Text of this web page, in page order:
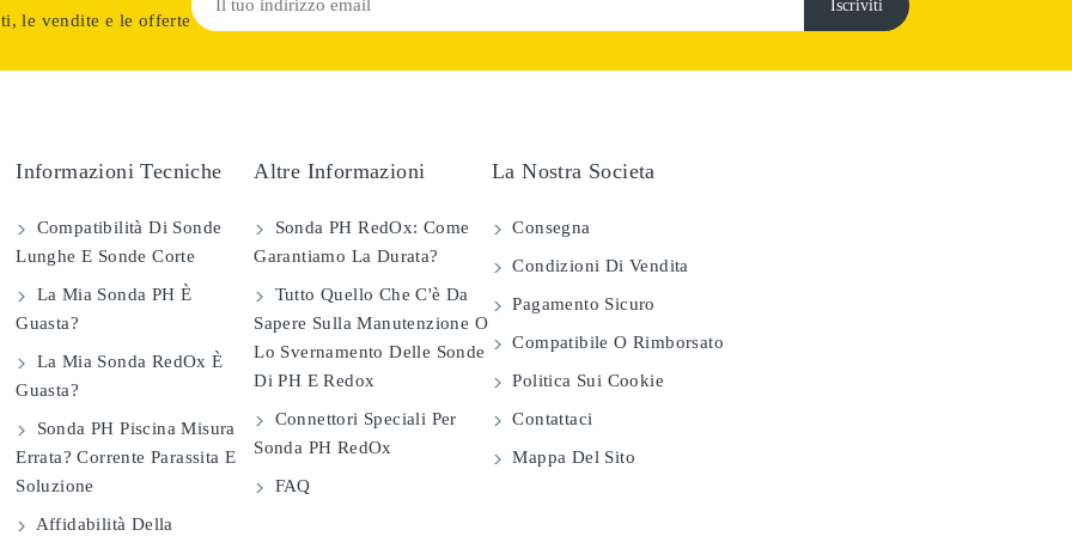
le vendite e le offerte
Informazioni Tecniche
Compatibilità Di Sonde
Lunghe E Sonde Corte
La Mia Sonda PH È
Guasta?
La Mia Sonda RedOx È
Guasta?
Sonda PH Piscina Misura
Errata? Corrente Parassita E
Soluzione
Affidabilità Della
Altre Informazioni
Sonda PH RedOx: Come
Garantiamo La Durata?
Tutto Quello Che C'è Da
Sapere Sulla Manutenzione O
Lo Svernamento Delle Sonde
Di PH E Redox
Connettori Speciali Per
Sonda PH RedOx
FAQ
La Nostra Societa
Consegna
Condizioni Di Vendita
Pagamento Sicuro
Compatibile O Rimborsato
Politica Sui Cookie
Contattaci
Mappa Del Sito